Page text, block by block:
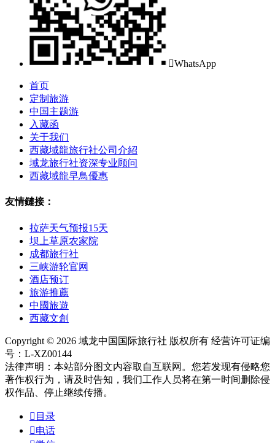
WhatsApp
首页
定制旅游
中国主题游
入藏函
关于我们
西藏域龍旅行社公司介紹
域龙旅行社资深专业顾问
西藏域龍早鳥優惠
友情鏈接：
拉萨天气预报15天
坝上草原农家院
成都旅行社
三峡游轮官网
酒店预订
旅游推薦
中國旅遊
西藏文創
Copyright © 2026 域龙中国国际旅行社 版权所有 经营许可证编
号：L-XZ00144
法律声明：本站部分图文内容取自互联网。您若发现有侵略您
著作权行为，请及时告知，我们工作人员将在第一时间删除侵
权作品、停止继续传播。
 目录
电话